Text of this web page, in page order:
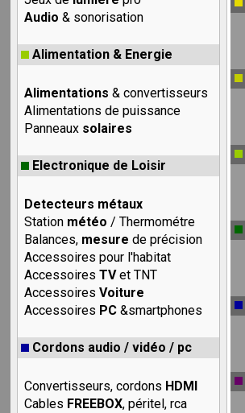
Audio & sonorisation
Alimentation & Energie
Alimentations & convertisseurs
Alimentations de puissance
Panneaux solaires
Electronique de Loisir
Detecteurs métaux
Station météo / Thermométre
Balances, mesure de précision
Accessoires pour l'habitat
AccessoiresTVet TNT
AccessoiresVoiture
Accessoires PC &smartphones
Cordons audio / vidéo / pc
Convertisseurs, cordons HDMI
Cables FREEBOX, péritel, rca